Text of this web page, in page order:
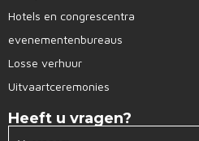
Hotels en congrescentra
evenementenbureaus
Losse verhuur
Uitvaartceremonies
Heeft u vragen?